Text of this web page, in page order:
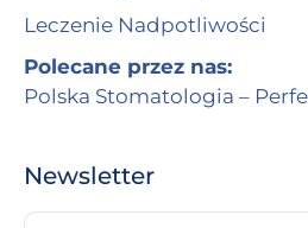
Leczenie Nadpotliwości
Polecane przez nas:
Polska Stomatologia –
Newsletter